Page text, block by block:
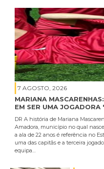
7 AGOSTO, 2026
MARIANA
EM SER UMA
DR A história de Mariana
Amadora, município no qual
a ala de 22 anos é referência no
uma das capitãs e a terceira
equipa…